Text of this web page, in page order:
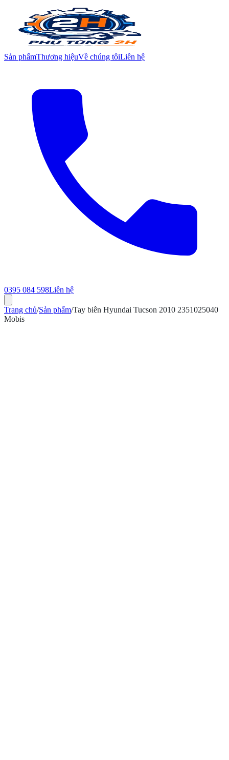
Sản phẩmThương hiệuVề chúng tôiLiên hệ
0395 084 598Liên hệ
Trang chủ/Sản phẩm/Tay biên Hyundai Tucson 2010 2351025040
Mobis